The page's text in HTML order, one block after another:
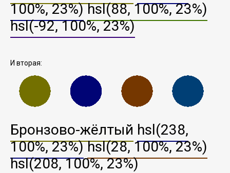
100%, 23%) hsl(88, 100%, 23%)
hsl(-92, 100%, 23%)
И вторая:
Бронзово-жёлтый hsl(238,
100%, 23%) hsl(28, 100%, 23%)
hsl(208, 100%, 23%)